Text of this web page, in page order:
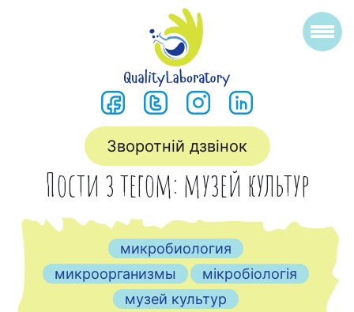
Зворотній дзвінок
Пости з тегом: музей культур
микробиология
микроорганизмы
мікробіологія
музей культур